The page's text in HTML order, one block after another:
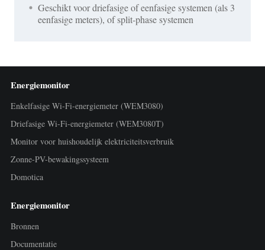
Geschikt voor driefasige of eenfasige systemen (als 3
eenfasige meters), of split-phase systemen
Energiemonitor
Enkelfasige Wi-Fi-energiemeter (WEM3080)
Driefasige Wi-Fi-energiemeter (WEM3080T)
Monitor voor huishoudelijk elektriciteitsverbruik
Zonne-PV-bewakingssysteem
Domotica
Energiemonitor
Bronnen
Documentatie